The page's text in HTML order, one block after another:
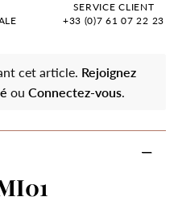
SERVICE CLIENT
+33 (0)7 61 07 22 23
cet article. Rejoignez
ouConnectez-vous.